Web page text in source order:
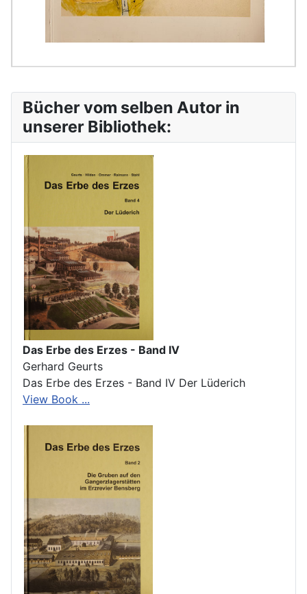
Bücher vom selben Autor in
unserer Bibliothek:
Das Erbe des Erzes - Band IV
Gerhard Geurts
Das Erbe des Erzes - Band IV Der Lüderich
View Book ...